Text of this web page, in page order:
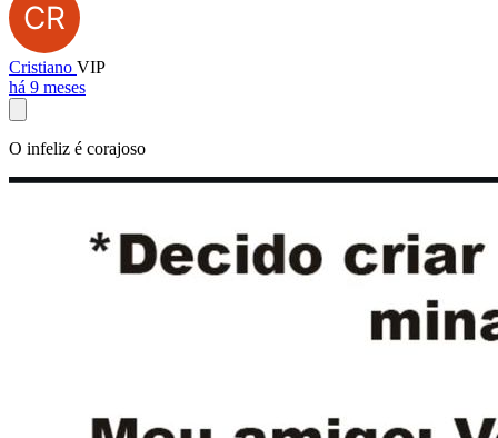
Cristiano VIP
há 9 meses
O infeliz é corajoso